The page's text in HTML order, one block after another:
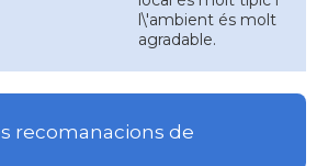
l\'ambient és molt
agradable.
recomanacions de